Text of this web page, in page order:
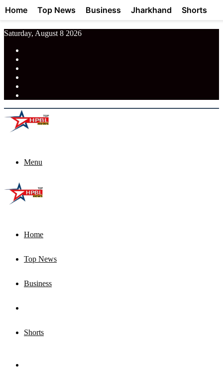
Saturday, August 8 2026
Menu
Home
Top News
Business
Shorts
Home Top News Business Jharkhand Shorts